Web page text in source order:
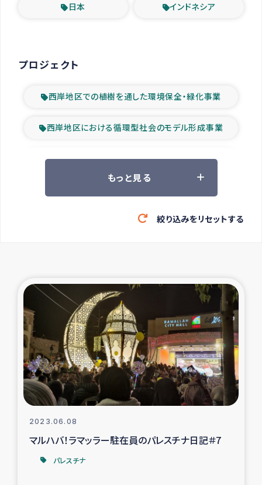
日本 インドネシア
プロジェクト
西岸地区での植樹を通した環境保全・緑化事業
西岸地区における循環型社会のモデル形成事業
ツアー参加者の声
緊急救援の時代
東ティモール豪雨緊急支援
大雨による洪水被災者支援
カカオ生産者支援事業
シリア国内避難民・帰還民の生活再建支援
トルコにおけるシリア難民支援事業
インドネシア中部 スラウェシの地震・津波被災者支援
もっと見る
絞り込みをリセットする
2023.06.08
マルハバ！ラマッラー駐在員のパレスチナ日記＃7
パレスチナ